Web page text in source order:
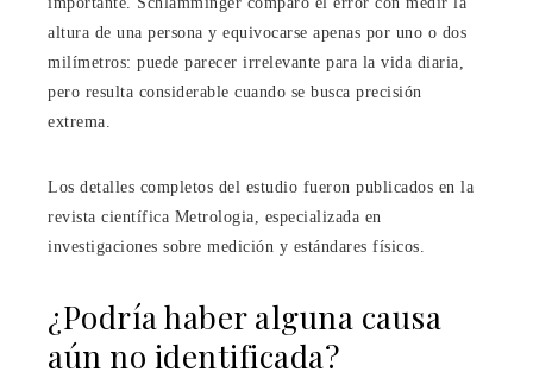
altura de una persona y equivocarse apenas por uno o dos
milímetros: puede parecer irrelevante para la vida diaria,
pero resulta considerable cuando se busca precisión
extrema.
Los detalles completos del estudio fueron publicados en la
revista científica Metrologia, especializada en
investigaciones sobre medición y estándares físicos.
¿Podría haber alguna causa
aún no identificada?